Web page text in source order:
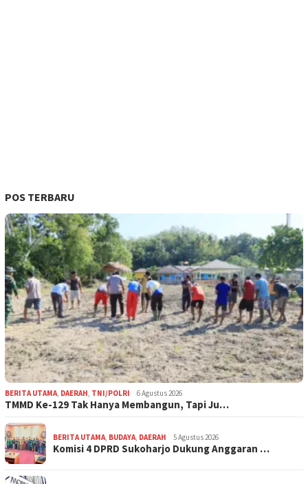
POS TERBARU
BERITA UTAMA, DAERAH, TNI/POLRI 6 Agustus 2026
TMMD Ke-129 Tak Hanya Membangun, Tapi Ju…
BERITA UTAMA, BUDAYA, DAERAH 5 Agustus 2026
Komisi 4 DPRD Sukoharjo Dukung Anggaran …